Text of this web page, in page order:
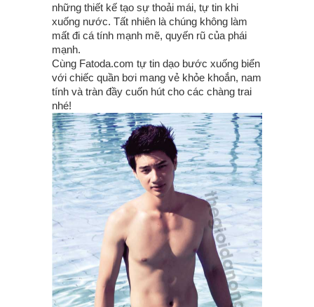
những thiết kế tạo sự thoải mái, tự tin khi
xuống nước. Tất nhiên là chúng không làm
mất đi cá tính mạnh mẽ, quyến rũ của phái
mạnh.
Cùng Fatoda.com tự tin dạo bước xuống biển
với chiếc quần bơi mang vẻ khỏe khoắn, nam
tính và tràn đầy cuốn hút cho các chàng trai
nhé!